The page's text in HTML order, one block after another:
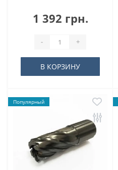
1 392 грн.
- +
В КОРЗИНУ
Популярный